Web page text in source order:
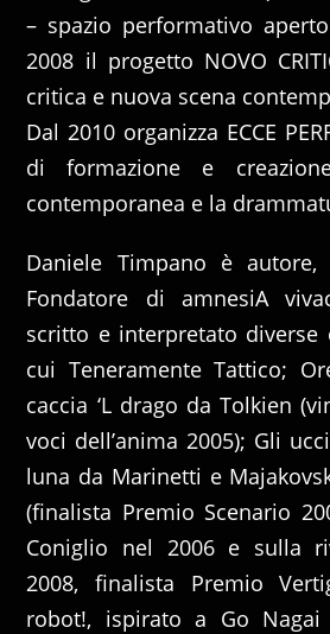
– spazio performativo
2008 il progetto NOVO
critica e nuova scena
Dal 2010 organizza ECCE
di formazione e
contemporanea e la
Daniele Timpano è
Fondatore di amnesiA
scritto e interpretato diverse
cui Teneramente Tattico;
caccia ‘L drago da Tolkien
voci dell’anima 2005); Gli
luna da Marinetti e
(finalista Premio Scenario
Coniglio nel 2006 e sulla
2008, finalista Premio
robot!, ispirato a Go